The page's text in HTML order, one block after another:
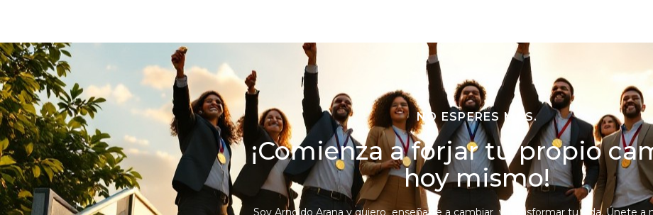
NO ESPERES MÁS.
¡Comienza a forjar tu propio
hoy mismo!
Soy Arnoldo Arana y quiero enseñarte a cambiar y transformar tu vida. Únete a